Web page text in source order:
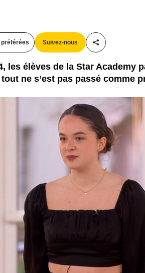
Suivez-nous
Partager cet
les élèves de la Star Academy
ne s’est pas passé comme